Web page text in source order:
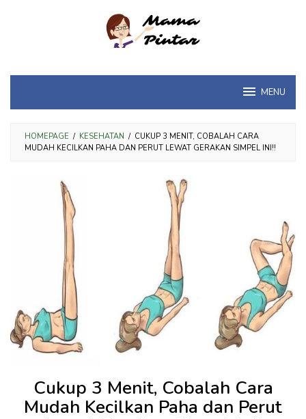
MENU
HOMEPAGE / KESEHATAN / CUKUP 3 MENIT, COBALAH CARA
MUDAH KECILKAN PAHA DAN PERUT LEWAT GERAKAN SIMPEL INI!!
Cukup 3 Menit, Cobalah Cara
Mudah Kecilkan Paha dan Perut